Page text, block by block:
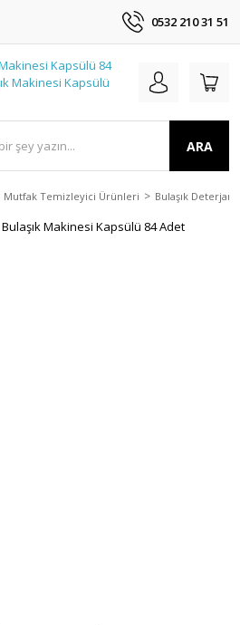
0532 210 31 51
ARA
Mutfak Temizleyici Ürünleri Bulaşık